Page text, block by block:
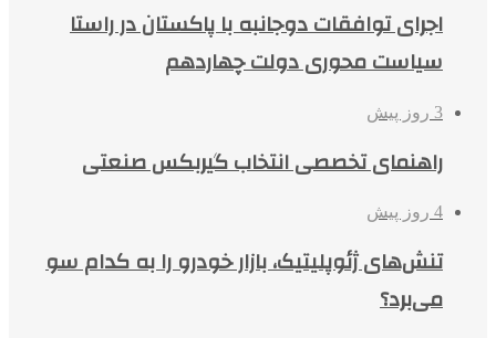
اجرای توافقات دوجانبه با پاکستان در راستا
سیاست محوری دولت چهاردهم
3 روز پیش
راهنمای تخصصی انتخاب گیربکس صنعتی
4 روز پیش
تنش‌های ژئوپلیتیک، بازار خودرو را به کدام سو
می‌برد؟